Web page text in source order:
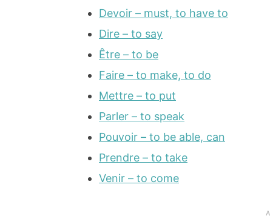
Devoir – must, to have to
Dire – to say
Être – to be
Faire – to make, to do
Mettre – to put
Parler – to speak
Pouvoir – to be able, can
Prendre – to take
Venir – to come